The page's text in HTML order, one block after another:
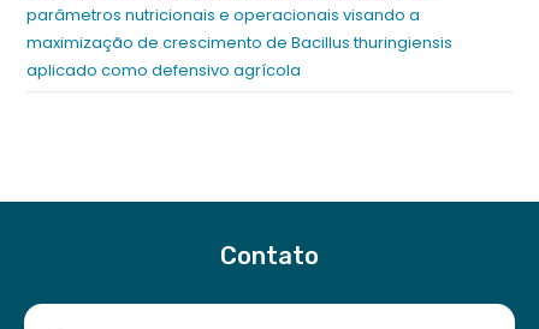
parâmetros nutricionais e operacionais visando a
maximização de crescimento de Bacillus thuringiensis
aplicado como defensivo agrícola
Contato